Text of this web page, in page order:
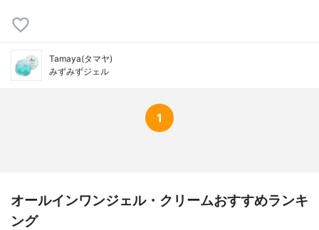
Tamaya(タマヤ)
みずみずジェル
1
オールインワンジェル・クリームおすすめランキ
ング